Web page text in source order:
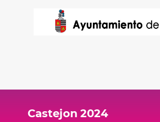
Castejon 2024